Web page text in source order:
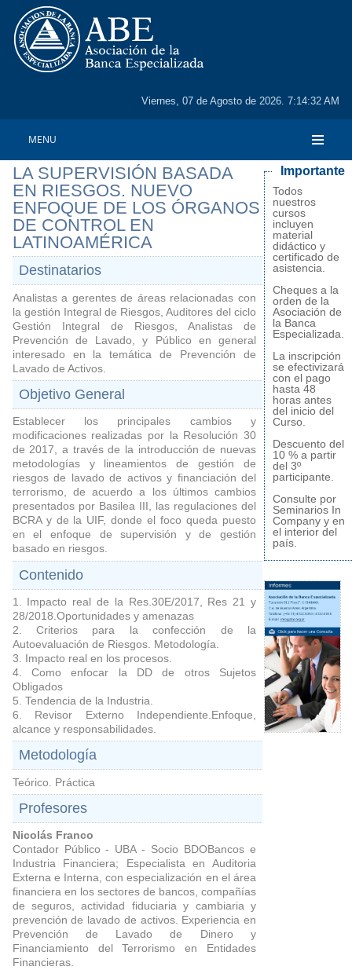
Viernes, 07 de Agosto de 2026. 7:14:32 AM
MENU
LA SUPERVISIÓN BASADA
EN RIESGOS. NUEVO
ENFOQUE DE LOS ÓRGANOS
DE CONTROL EN
LATINOAMÉRICA
Destinatarios
Analistas a gerentes de áreas relacionadas con
la gestión Integral de Riesgos, Auditores del ciclo
Gestión Integral de Riesgos, Analistas de
Prevención de Lavado, y Público en general
interesado en la temática de Prevención de
Lavado de Activos.
Objetivo General
Establecer los principales cambios y
modificaciones realizadas por la Resolución 30
de 2017, a través de la introducción de nuevas
metodologías y lineamientos de gestión de
riesgos de lavado de activos y financiación del
terrorismo, de acuerdo a los últimos cambios
presentados por Basilea III, las regulaciones del
BCRA y de la UIF, donde el foco queda puesto
en el enfoque de supervisión y de gestión
basado en riesgos.
Contenido
1. Impacto real de la Res.30E/2017, Res 21 y
28/2018.Oportunidades y amenazas
2. Criterios para la confección de la
Autoevaluación de Riesgos. Metodología.
3. Impacto real en los procesos.
4. Como enfocar la DD de otros Sujetos
Obligados
5. Tendencia de la Industria.
6. Revisor Externo Independiente.Enfoque,
alcance y responsabilidades.
Metodología
Teórico. Práctica
Profesores
Nicolás Franco
Contador Público - UBA - Socio BDOBancos e
Industria Financiera; Especialista en Auditoria
Externa e Interna, con especialización en el área
financiera en los sectores de bancos, compañías
de seguros, actividad fiduciaria y cambiaria y
prevención de lavado de activos. Experiencia en
Prevención de Lavado de Dinero y
Financiamiento del Terrorismo en Entidades
Financieras.
Importante
Todos
nuestros
cursos
incluyen
material
didáctico y
certificado de
asistencia.
Cheques a la
orden de la
Asociación de
la Banca
Especializada.
La inscripción
se efectivizará
con el pago
hasta 48
horas antes
del inicio del
Curso.
Descuento del
10 % a partir
del 3º
participante.
Consulte por
Seminarios In
Company y en
el interior del
país.